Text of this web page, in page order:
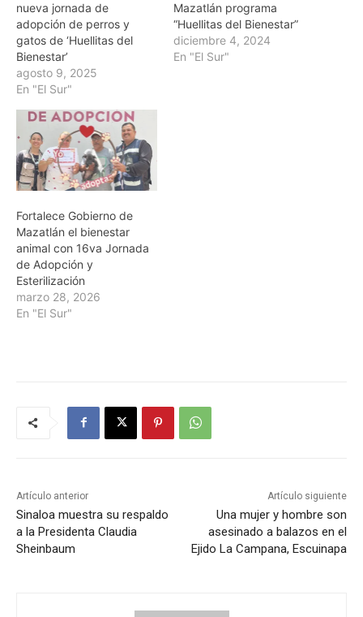
nueva jornada de
adopción de perros y
gatos de ‘Huellitas del
Bienestar’
agosto 9, 2025
En "El Sur"
Mazatlán programa
“Huellitas del Bienestar”
diciembre 4, 2024
En "El Sur"
Fortalece Gobierno de
Mazatlán el bienestar
animal con 16va Jornada
de Adopción y
Esterilización
marzo 28, 2026
En "El Sur"
Artículo anterior
Sinaloa muestra su respaldo
a la Presidenta Claudia
Sheinbaum
Artículo siguiente
Una mujer y hombre son
asesinado a balazos en el
Ejido La Campana, Escuinapa